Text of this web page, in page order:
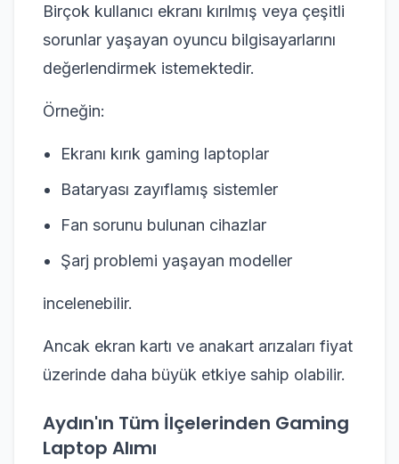
Birçok kullanıcı ekranı kırılmış veya çeşitli
sorunlar yaşayan oyuncu bilgisayarlarını
değerlendirmek istemektedir.
Örneğin:
Ekranı kırık gaming laptoplar
Bataryası zayıflamış sistemler
Fan sorunu bulunan cihazlar
Şarj problemi yaşayan modeller
incelenebilir.
Ancak ekran kartı ve anakart arızaları fiyat
üzerinde daha büyük etkiye sahip olabilir.
Aydın'ın Tüm İlçelerinden Gaming
Laptop Alımı